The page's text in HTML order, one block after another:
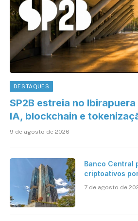
DESTAQUES
SP2B estreia no
IA, blockchain e
9 de agosto de 2026
Banco Central
criptoativos
7 de agosto de